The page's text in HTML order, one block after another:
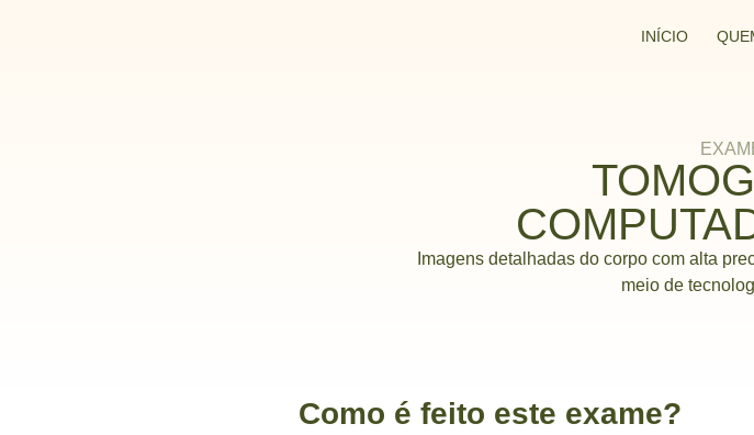
INÍCIO
Imagens detalhadas do corpo com alta
meio de
Como é feito este exame?